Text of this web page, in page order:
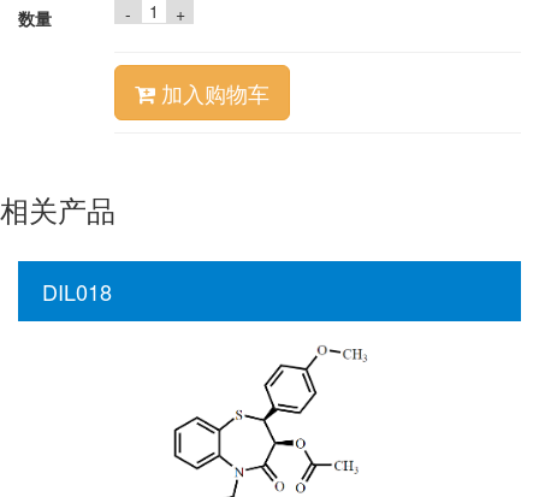
数量 - +
加入购物车
相关产品
DIL018